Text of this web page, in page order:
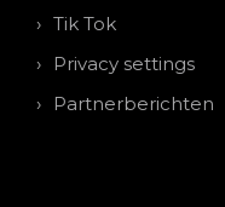
Tik Tok
Privacy settings
Partnerberichten